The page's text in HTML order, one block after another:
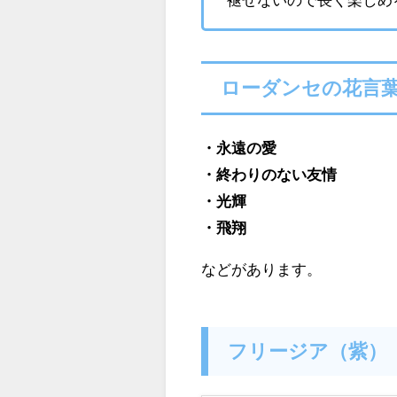
ローダンセの花言
・ 永遠の愛
・終わりのない友情
・光輝
・飛翔
などがあります。
フリージア（紫）